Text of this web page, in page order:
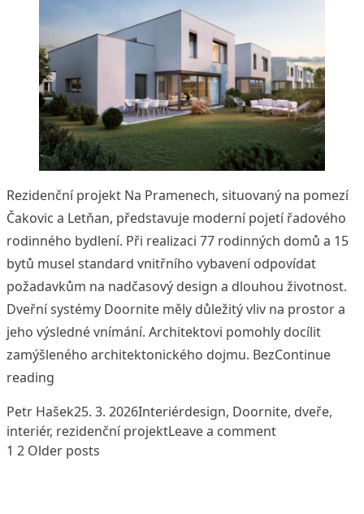
Rezidenční projekt Na Pramenech, situovaný na pomezí
Čakovic a Letňan, představuje moderní pojetí řadového
rodinného bydlení. Při realizaci 77 rodinných domů a 15
bytů musel standard vnitřního vybavení odpovídat
požadavkům na nadčasový design a dlouhou životnost.
Dveřní systémy Doornite měly důležitý vliv na prostor a
jeho výsledné vnímání. Architektovi pomohly docílit
zamýšleného architektonického dojmu. BezContinue
reading
Posted by
Petr Hašek25. 3. 2026Posted in
InteriérTags:
design, Doornite, dveře,
interiér, rezidenční projektLeave a commenton
Stránkování
1 2 Older posts